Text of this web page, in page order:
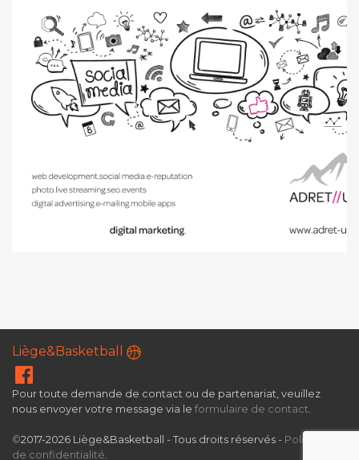
Liège&Basketball
Pour toute demande de contact ou de partenariat, veuillez
nous envoyer votre message via le formulaire de contact.
©2017-2026 Liège&Basketball - Tous droits réservés - Politique
de confidentialité.